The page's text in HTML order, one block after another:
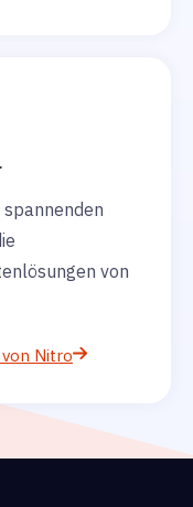
von
Nitro